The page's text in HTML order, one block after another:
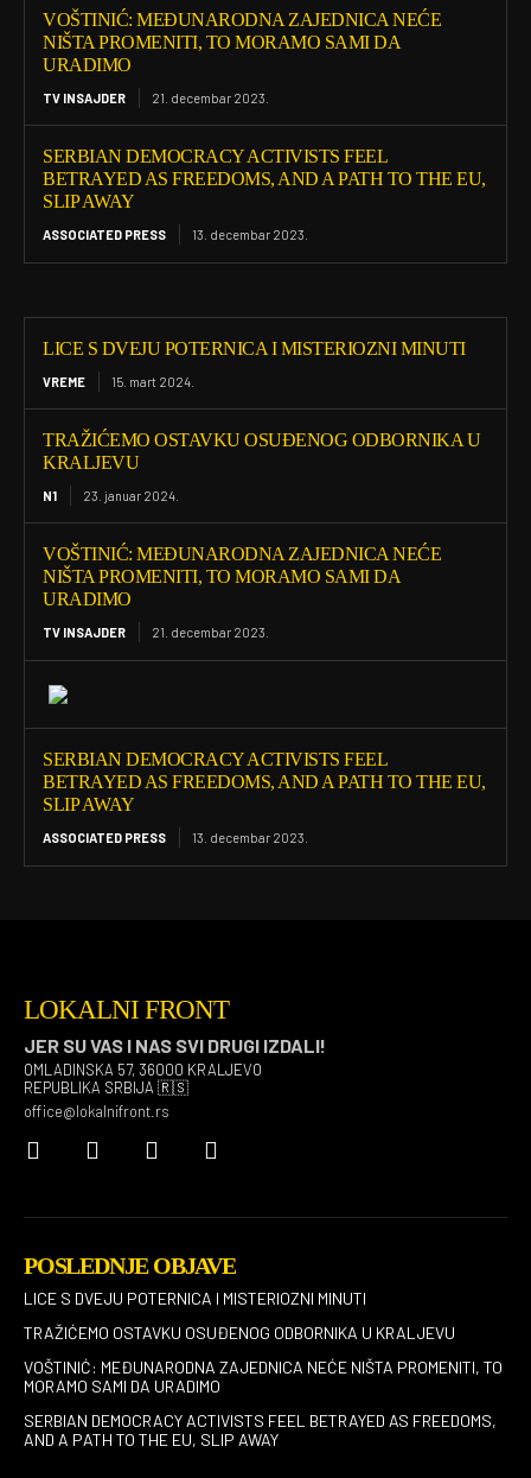
VOŠTINIĆ: MEĐUNARODNA ZAJEDNICA NEĆE
NIŠTA PROMENITI, TO MORAMO SAMI DA
URADIMO
TV INSAJDER 21. decembar 2023.
SERBIAN DEMOCRACY ACTIVISTS FEEL
BETRAYED AS FREEDOMS, AND A PATH TO THE EU,
SLIP AWAY
ASSOCIATED PRESS 13. decembar 2023.
LICE S DVEJU POTERNICA I MISTERIOZNI MINUTI
VREME 15. mart 2024.
TRAŽIĆEMO OSTAVKU OSUĐENOG ODBORNIKA U
KRALJEVU
N1 23. januar 2024.
VOŠTINIĆ: MEĐUNARODNA ZAJEDNICA NEĆE
NIŠTA PROMENITI, TO MORAMO SAMI DA
URADIMO
TV INSAJDER 21. decembar 2023.
SERBIAN DEMOCRACY ACTIVISTS FEEL
BETRAYED AS FREEDOMS, AND A PATH TO THE EU,
SLIP AWAY
ASSOCIATED PRESS 13. decembar 2023.
LOKALNI FRONT
JER SU VAS I NAS SVI DRUGI IZDALI!
OMLADINSKA 57, 36000 KRALJEVO
REPUBLIKA SRBIJA 🇷🇸
office@lokalnifront.rs
POSLEDNJE OBJAVE
LICE S DVEJU POTERNICA I MISTERIOZNI MINUTI
TRAŽIĆEMO OSTAVKU OSUĐENOG ODBORNIKA U KRALJEVU
VOŠTINIĆ: MEĐUNARODNA ZAJEDNICA NEĆE NIŠTA PROMENITI, TO
MORAMO SAMI DA URADIMO
SERBIAN DEMOCRACY ACTIVISTS FEEL BETRAYED AS FREEDOMS,
AND A PATH TO THE EU, SLIP AWAY